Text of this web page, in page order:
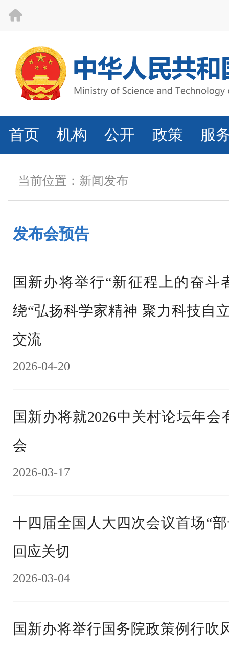
首页 机构 公开 政策 服
当前位置： 新闻发布
发布会预告
国新办将举行“新征程上的奋斗
绕“弘扬科学家精神 聚力科技自
交流
2026-04-20
国新办将就2026中关村论坛年
会
2026-03-17
十四届全国人大四次会议首场“
回应关切
2026-03-04
国新办将举行国务院政策例行吹